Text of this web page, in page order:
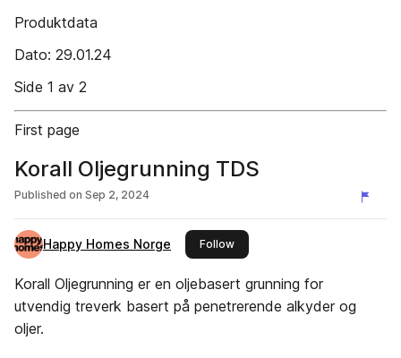
Produktdata
Dato: 29.01.24
Side 1 av 2
First page
Korall Oljegrunning TDS
Published on Sep 2, 2024
Happy Homes Norge Followthis publisher
Korall Oljegrunning er en oljebasert grunning for
utvendig treverk basert på penetrerende alkyder og
oljer.